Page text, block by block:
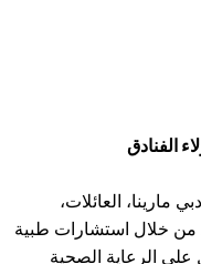
الفنادق
مارينا، العائلات،
من خلال استشارات طبية
الرعاية الصحية